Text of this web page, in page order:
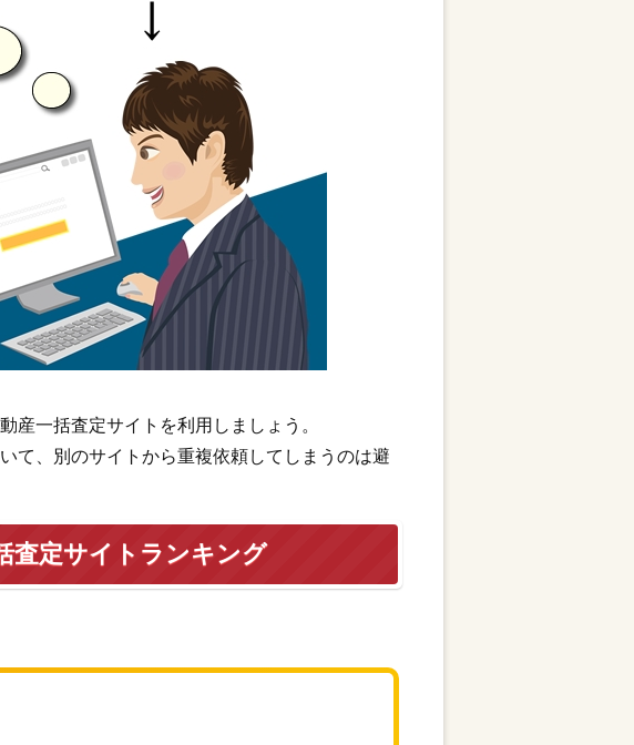
産一括査定サイトを利用しましょう。
て、別のサイトから重複依頼してしまうのは避
査定サイトランキング